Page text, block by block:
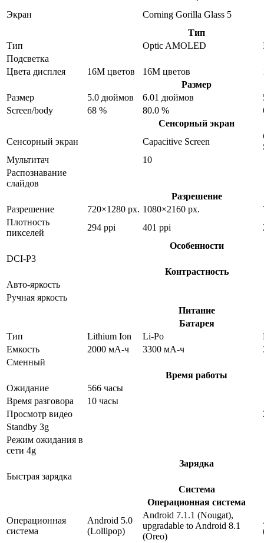
Экран
Corning Gorilla Glass 5
Тип
Тип
Optic AMOLED
Подсветка
Цвета дисплея
16M цветов 16M цветов
Размер
Размер
5.0 дюймов 6.01 дюймов
Screen/body
68 % 80.0 %
Сенсорный экран
Сенсорный экран
Capacitive Screen
Мультитач
10
Распознавание
слайдов
Разрешение
Разрешение
720×1280 px. 1080×2160 px.
Плотность
пикселей
294 ppi 401 ppi
Особенности
DCI-P3
Контрастность
Авто-яркость
Ручная яркость
Питание
Батарея
Тип
Lithium Ion Li-Po
Емкость
2000 мА-ч 3300 мА-ч
Сменный
Время работы
Ожидание
566 часы
Время разговора
10 часы
Просмотр видео
Standby 3g
Режим ожидания в
сети 4g
Зарядка
Быстрая зарядка
Система
Операционная система
Операционная
система
Android 5.0
(Lollipop)
Android 7.1.1 (Nougat),
upgradable to Android 8.1
(Oreo)